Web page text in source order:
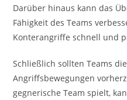
Darüber hinaus kann das
Fähigkeit des Teams
Konterangriffe schnell und
Schließlich sollten Teams
Angriffsbewegungen
gegnerische Team spielt,